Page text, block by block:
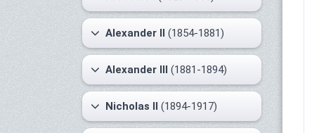
Alexander II (1854-1881)
Alexander III (1881-1894)
Nicholas II (1894-1917)